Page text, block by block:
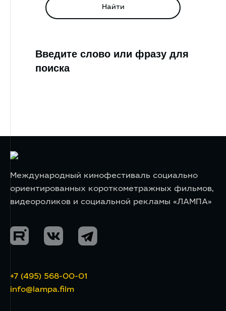
Найти
Введите слово или фразу для
поиска
Международный кинофестиваль социально
ориентированных короткометражных фильмов,
видеороликов и социальной рекламы «ЛАМПА»
+7 (495) 568-00-01
info@lampa.film